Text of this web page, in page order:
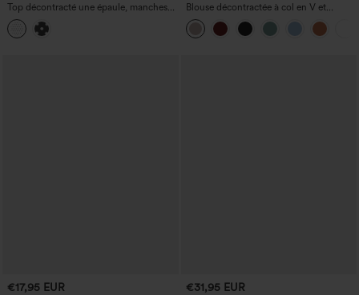
Top décontracté une épaule, manches
courtes, ourlet arrondi hi-low,
soutien‑gorge intégré, motif à pois
Blouse décontractée à col en V et
manches courtes bouffantes
€17,95 EUR €31,95 EUR